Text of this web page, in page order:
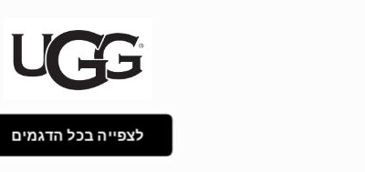
לצפייה בכל הדגמים